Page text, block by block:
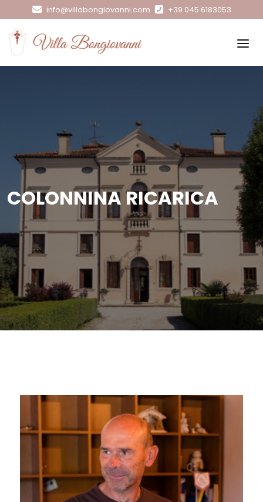
info@villabongiovanni.com +39 045 6183053
COLONNINA RICARICA